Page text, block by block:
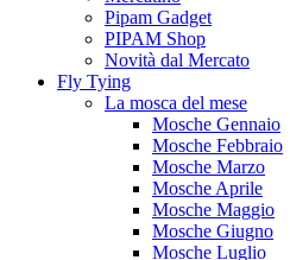
Pipam Gadget
PIPAM Shop
Novità dal Mercato
Fly Tying
La mosca del mese
Mosche Gennaio
Mosche Febbraio
Mosche Marzo
Mosche Aprile
Mosche Maggio
Mosche Giugno
Mosche Luglio